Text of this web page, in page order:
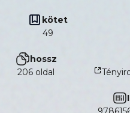
kötet
49
hossz
206 oldal